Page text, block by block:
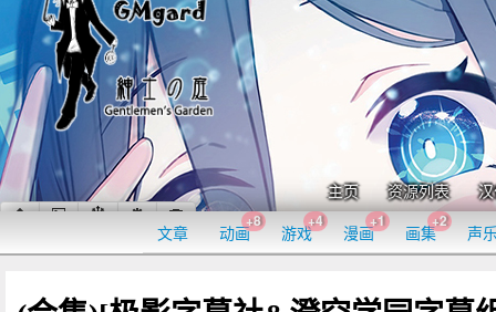
主页 资源列表
文章 动画
+8
游戏
+4
漫画
+1
画集
+2
声